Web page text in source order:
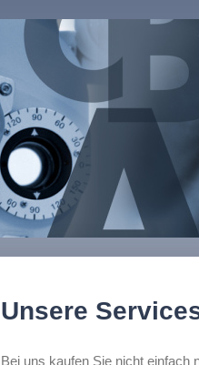
Unsere
Bei uns kaufen Sie nicht einfach